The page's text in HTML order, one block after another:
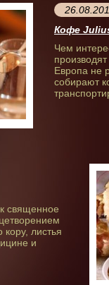
Кофе
Чем
Европа не
собирают
священное
листья
и